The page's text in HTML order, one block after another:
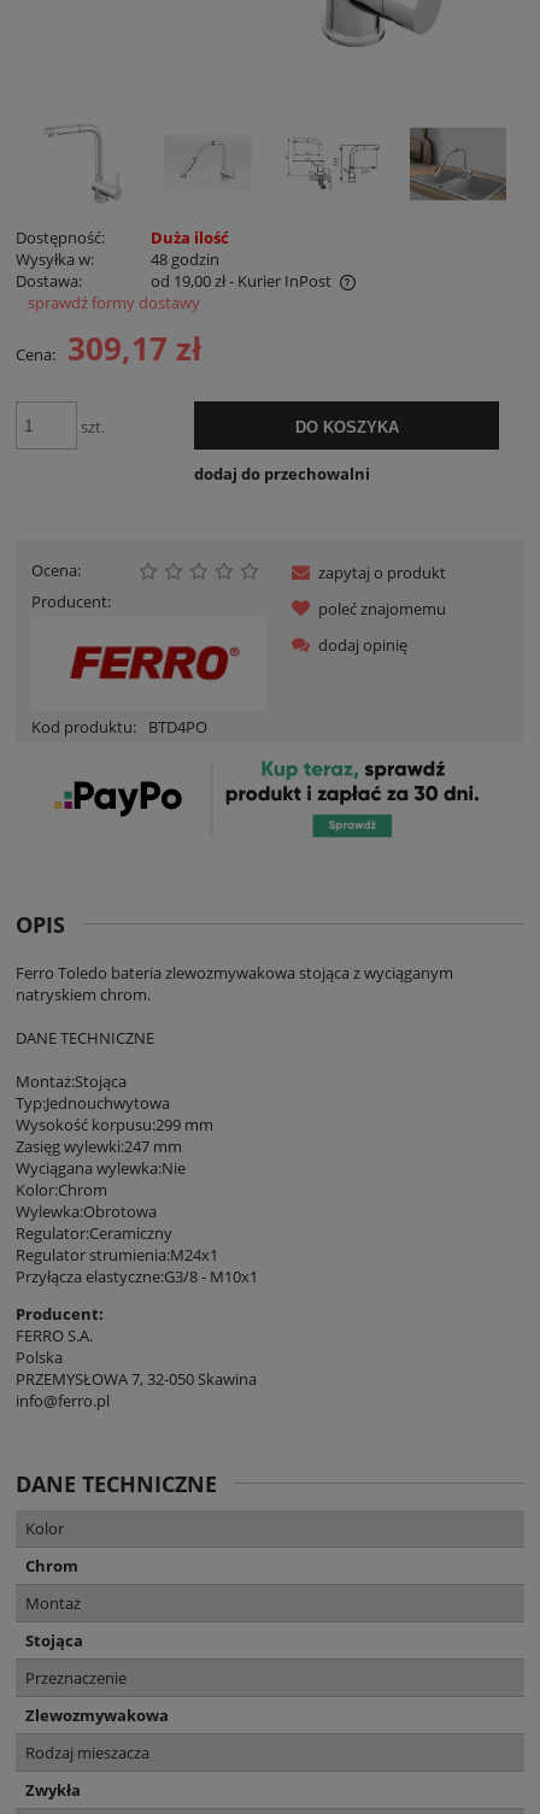
Dostępność:
Duża ilość
Wysyłka w:
48 godzin
Dostawa:
od 19,00 zł- Kurier InPost
Cena nie zawiera ewentualnych kosztów płatności
sprawdź formy dostawy
Cena: 309,17 zł
szt. DO KOSZYKA
dodaj do przechowalni
Ocena:
Producent:
Kod produktu: BTD4PO
zapytaj o produkt
poleć znajomemu
dodaj opinię
OPIS
Ferro Toledo bateria zlewozmywakowa stojąca z wyciąganym
natryskiem chrom.
DANE TECHNICZNE
Montaż:Stojąca
Typ:Jednouchwytowa
Wysokość korpusu:299 mm
Zasięg wylewki:247 mm
Wyciągana wylewka:Nie
Kolor:Chrom
Wylewka:Obrotowa
Regulator:Ceramiczny
Regulator strumienia:M24x1
Przyłącza elastyczne:G3/8 - M10x1
Producent:
FERRO S.A.
Polska
PRZEMYSŁOWA 7, 32-050 Skawina
info@ferro.pl
DANE TECHNICZNE
Kolor
Chrom
Montaż
Stojąca
Przeznaczenie
Zlewozmywakowa
Rodzaj mieszacza
Zwykła